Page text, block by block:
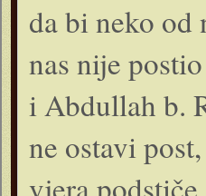
da bi neko od
nas nije
i Abdullah b.
ne ostavi
vjera